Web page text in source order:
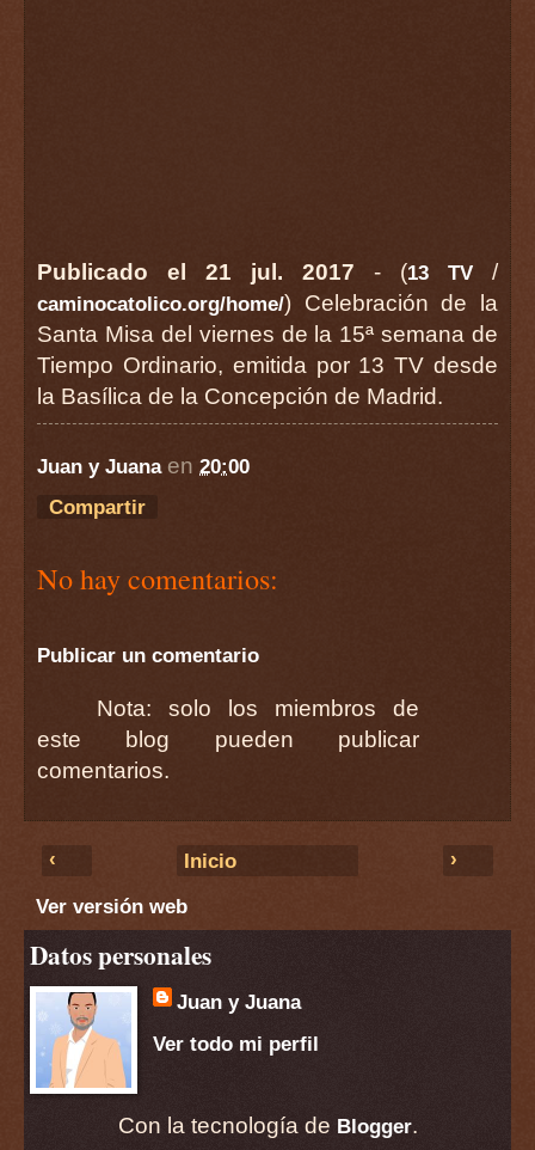
Publicado el 21 jul. 2017 - (13 TV /
caminocatolico.org/home/) Celebración de la
Santa Misa del viernes de la 15ª semana de
Tiempo Ordinario, emitida por 13 TV desde
la Basílica de la Concepción de Madrid.
Juan y Juana en 20:00
Compartir
No hay comentarios:
Publicar un comentario
Nota: solo los miembros de
este blog pueden publicar
comentarios.
‹ ›
Inicio
Ver versión web
Datos personales
Juan y Juana
Ver todo mi perfil
Con la tecnología de Blogger.